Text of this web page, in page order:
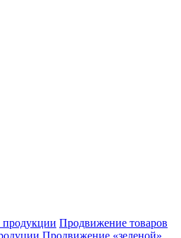
продукции Продвижение товаров
Продвижение «зеленой»